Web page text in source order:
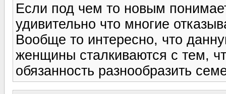
Если под чем то новым
удивительно что многие
Вообще то интересно, что
женщины сталкиваются с тем,
обязанность разнообразить